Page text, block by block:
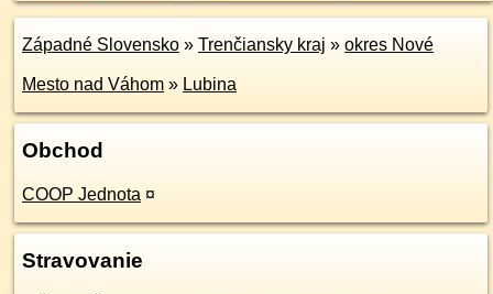
Západné Slovensko » Trenčiansky kraj » okres Nové
Mesto nad Váhom » Lubina
Obchod
COOP Jednota ¤
Stravovanie